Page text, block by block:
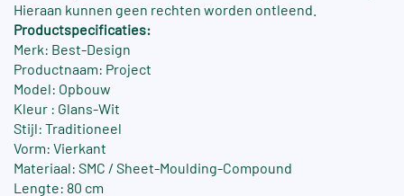
Hieraan kunnen geen rechten worden ontleend.
Productspecificaties:
Merk: Best-Design
Productnaam: Project
Model: Opbouw
Kleur : Glans-Wit
Stijl: Traditioneel
Vorm: Vierkant
Materiaal: SMC / Sheet-Moulding-Compound
Lengte: 80 cm